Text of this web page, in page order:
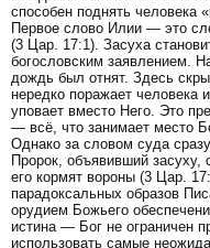
способен поднять человека
Первое слово Илии — это
(3 Цар. 17:1). Засуха
богословским заявлением.
дождь был отнят. Здесь
нередко поражает человека
уповает вместо Него. Это
— всё, что занимает место
Однако за словом суда
Пророк, объявивший засуху,
его кормят вороны (3 Цар.
парадоксальных образов
орудием Божьего
истина — Бог не ограничен
использовать самые